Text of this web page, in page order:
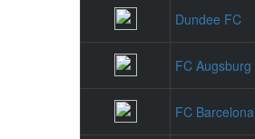
Dundee FC
FC Augsburg
FC Barcelona